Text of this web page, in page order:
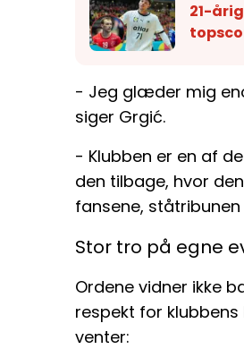
21-
- Jeg glæder mig
siger Grgić.
- Klubben er en af
den tilbage, hvor
fansene,
Stor tro på egne
Ordene vidner ikke
respekt for
venter: